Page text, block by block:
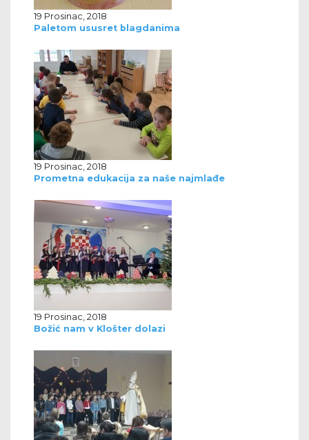
19 Prosinac, 2018
Paletom ususret blagdanima
19 Prosinac, 2018
Prometna edukacija za naše najmlađe
19 Prosinac, 2018
Božić nam v Klošter dolazi